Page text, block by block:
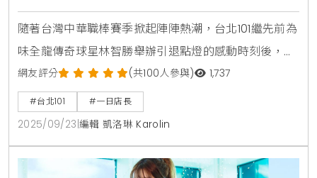
包引爆粉絲收藏熱潮
隨著台灣中華職棒賽季掀起陣陣熱潮，台北101繼先前為
味全龍傳奇球星林智勝舉辦引退點燈的感動時刻後，再
度與棒球界跨界合作，於9月22日邀請到擁有超高人氣
的味全龍啦啦隊成員李多慧，親臨89樓觀景台，首次擔
任海拔382公尺高的「一日店長」，將球場上的熱情與
活力原封不動地帶到台北地標，與廣大粉絲在雲端之
上，共同創造一場難忘的甜蜜回憶。限定禮包誠意滿
網友評分 (共100人參與) 1,737
#台北101 #一日店長
2025/09/23 編輯 凱洛琳 Karolin